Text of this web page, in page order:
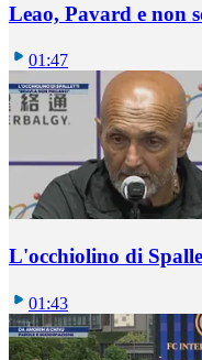
Leao, Pavard e non
01:47
L'occhiolino di
01:43